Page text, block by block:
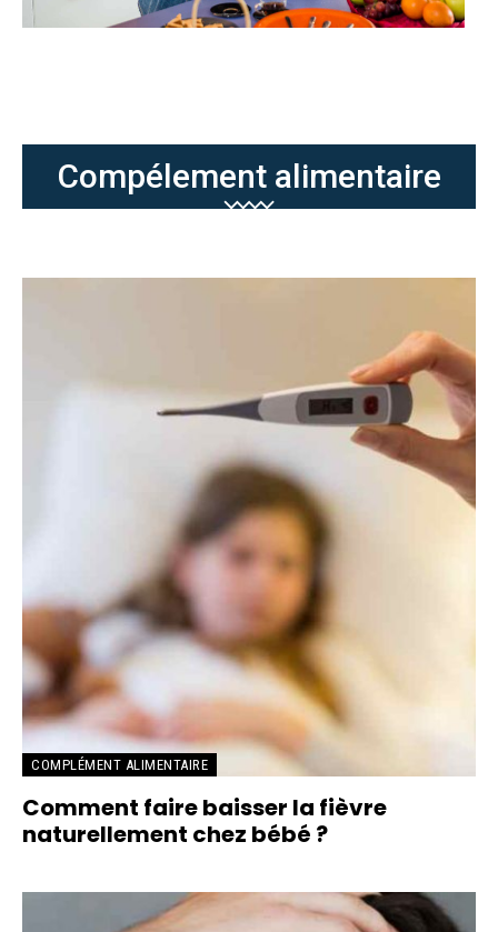
Compélement alimentaire
COMPLÉMENT ALIMENTAIRE
Comment faire baisser la fièvre
naturellement chez bébé ?